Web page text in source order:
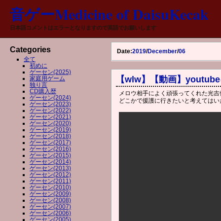
音ゲーMedicine of DaisuKecak
日本語コメントはエラーとなりますので英語でお願いします
Date:2019/December/06
【wlw】【動画】
メロウ相手によく頑張ってくれた光吉
どこかで援護に行きたいと考えては
Categories
全て
初めに
ゲーセン(2025)
家庭用ゲーム
独り言
CD購入歴
ゲーセン(2024)
ゲーセン(2023)
ゲーセン(2022)
ゲーセン(2021)
ゲーセン(2020)
ゲーセン(2019)
ゲーセン(2018)
ゲーセン(2017)
ゲーセン(2016)
ゲーセン(2015)
ゲーセン(2014)
ゲーセン(2013)
ゲーセン(2012)
ゲーセン(2011)
ゲーセン(2010)
ゲーセン(2009)
ゲーセン(2008)
ゲーセン(2007)
ゲーセン(2006)